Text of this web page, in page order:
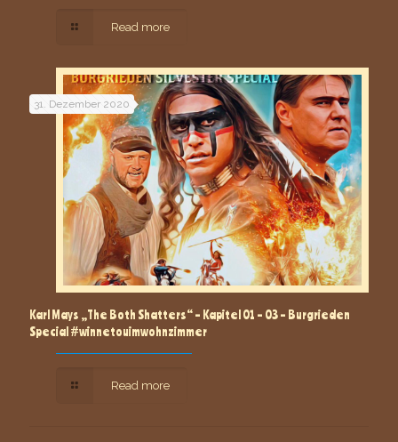
Read more
31. Dezember 2020
Karl Mays „The Both Shatters“ – Kapitel 01 – 03 – Burgrieden
Special #winnetouimwohnzimmer
Read more